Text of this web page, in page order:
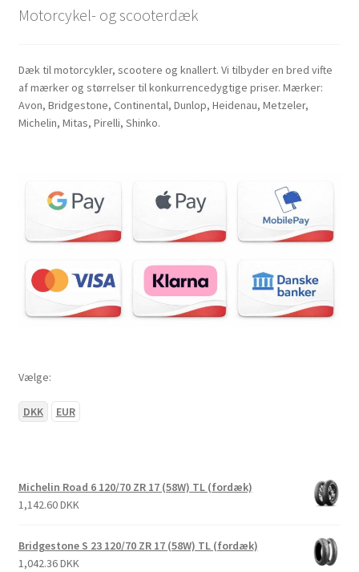
Motorcykel- og scooterdæk
Dæk til motorcykler, scootere og knallert. Vi tilbyder en bred vifte
af mærker og størrelser til konkurrencedygtige priser. Mærker:
Avon, Bridgestone, Continental, Dunlop, Heidenau, Metzeler,
Michelin, Mitas, Pirelli, Shinko.
Vælge:
DKK EUR
Michelin Road 6 120/70 ZR 17 (58W) TL (fordæk)
1,142.60 DKK
Bridgestone S 23 120/70 ZR 17 (58W) TL (fordæk)
1,042.36 DKK